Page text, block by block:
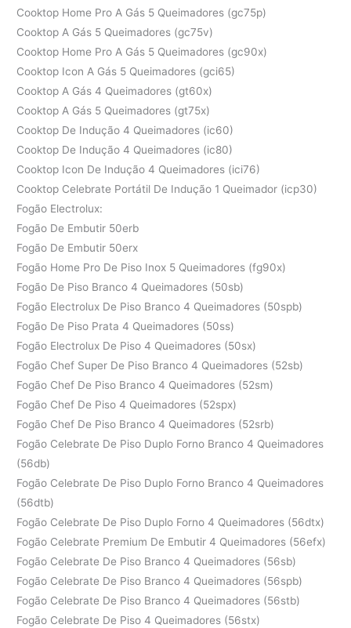
Cooktop Home Pro A Gás 5 Queimadores (gc75p)
Cooktop A Gás 5 Queimadores (gc75v)
Cooktop Home Pro A Gás 5 Queimadores (gc90x)
Cooktop Icon A Gás 5 Queimadores (gci65)
Cooktop A Gás 4 Queimadores (gt60x)
Cooktop A Gás 5 Queimadores (gt75x)
Cooktop De Indução 4 Queimadores (ic60)
Cooktop De Indução 4 Queimadores (ic80)
Cooktop Icon De Indução 4 Queimadores (ici76)
Cooktop Celebrate Portátil De Indução 1 Queimador (icp30)
Fogão Electrolux:
Fogão De Embutir 50erb
Fogão De Embutir 50erx
Fogão Home Pro De Piso Inox 5 Queimadores (fg90x)
Fogão De Piso Branco 4 Queimadores (50sb)
Fogão Electrolux De Piso Branco 4 Queimadores (50spb)
Fogão De Piso Prata 4 Queimadores (50ss)
Fogão Electrolux De Piso 4 Queimadores (50sx)
Fogão Chef Super De Piso Branco 4 Queimadores (52sb)
Fogão Chef De Piso Branco 4 Queimadores (52sm)
Fogão Chef De Piso 4 Queimadores (52spx)
Fogão Chef De Piso Branco 4 Queimadores (52srb)
Fogão Celebrate De Piso Duplo Forno Branco 4 Queimadores
(56db)
Fogão Celebrate De Piso Duplo Forno Branco 4 Queimadores
(56dtb)
Fogão Celebrate De Piso Duplo Forno 4 Queimadores (56dtx)
Fogão Celebrate Premium De Embutir 4 Queimadores (56efx)
Fogão Celebrate De Piso Branco 4 Queimadores (56sb)
Fogão Celebrate De Piso Branco 4 Queimadores (56spb)
Fogão Celebrate De Piso Branco 4 Queimadores (56stb)
Fogão Celebrate De Piso 4 Queimadores (56stx)